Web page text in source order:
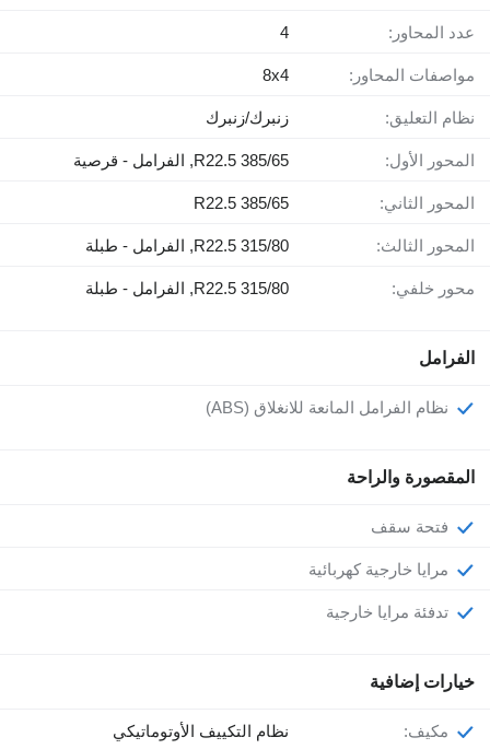
عدد المحاور: 4
مواصفات المحاور: 8x4
نظام التعليق: زنبرك/زنبرك
المحور الأول: 385/65 R22.5, الفرامل - قرصية
المحور الثاني: 385/65 R22.5
المحور الثالث: 315/80 R22.5, الفرامل - طبلة
محور خلفي: 315/80 R22.5, الفرامل - طبلة
الفرامل
نظام الفرامل المانعة للانغلاق (ABS)
المقصورة والراحة
فتحة سقف
مرايا خارجية كهربائية
تدفئة مرايا خارجية
خيارات إضافية
مكيف: نظام التكييف الأوتوماتيكي